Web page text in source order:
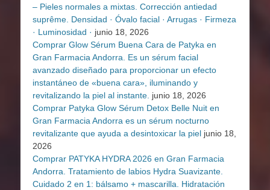
– Pieles normales a mixtas. Corrección antiedad
suprême. Densidad · Óvalo facial · Arrugas · Firmeza
· Luminosidad · junio 18, 2026
Comprar Glow Sérum Buena Cara de Patyka en
Gran Farmacia Andorra. Es un sérum facial
avanzado diseñado para proporcionar un efecto
instantáneo de «buena cara», iluminando y
revitalizando la piel al instante. junio 18, 2026
Comprar Patyka Glow Sérum Detox Belle Nuit en
Gran Farmacia Andorra es un sérum nocturno
revitalizante que ayuda a desintoxicar la piel junio 18,
2026
Comprar PATYKA HYDRA 2026 en Gran Farmacia
Andorra. Tratamiento de labios Hydra Suavizante.
Cuidado 2 en 1: bálsamo + mascarilla. Hidratación